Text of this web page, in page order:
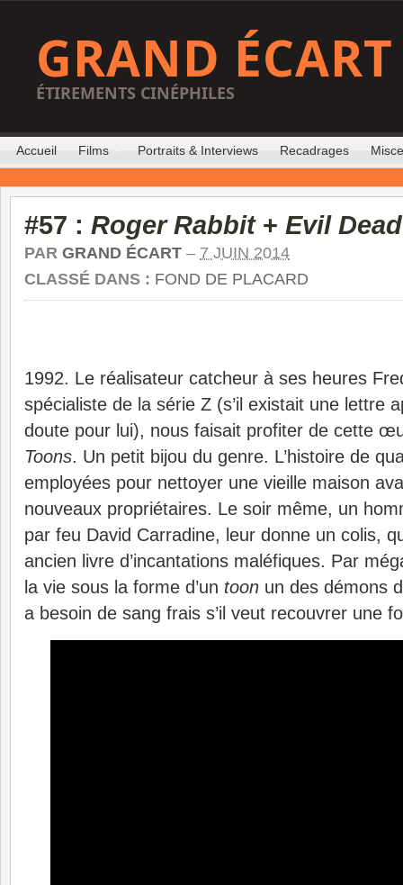
GRAND ÉCART
ÉTIREMENTS CINÉPHILES
Accueil Films Portraits & Interviews Recadrages
#57 : Roger Rabbit+ Evil Dead
PAR GRAND ÉCART – 7 JUIN 2014
CLASSÉ DANS : FOND DE PLACARD
1992. Le réalisateur catcheur à ses heures
spécialiste de la série Z (s’il existait une lettre
doute pour lui), nous faisait profiter de cette
Toons. Un petit bijou du genre. L’histoire de
employées pour nettoyer une vieille maison
nouveaux propriétaires. Le soir même, un
par feu David Carradine, leur donne un colis,
ancien livre d’incantations maléfiques. Par
la vie sous la forme d’un toon un des démons
a besoin de sang frais s’il veut recouvrer une